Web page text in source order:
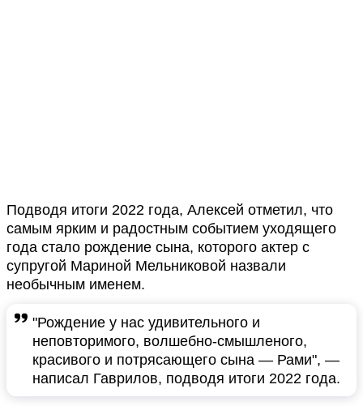
Подводя итоги 2022 года, Алексей отметил, что
самым ярким и радостным событием уходящего
года стало рождение сына, которого актер с
супругой Мариной Мельниковой назвали
необычным именем.
"Рождение у нас удивительного и
неповторимого, волшебно-смышленого,
красивого и потрясающего сына — Рами", —
написал Гаврилов, подводя итоги 2022 года.